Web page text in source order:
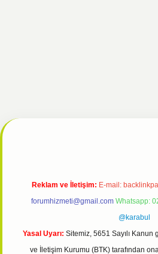
giriş
Reklam ve İletişim: E-mail:
forumhizmeti@gmail.com Whatsapp:
@karabul
Yasal Uyarı: Sitemiz, 5651 Sayılı
ve İletişim Kurumu (BTK) tarafından